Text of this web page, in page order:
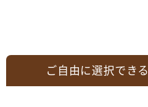
ご自由に選択できる